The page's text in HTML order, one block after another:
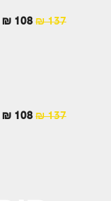
137 ₪
108 ₪
137 ₪
108 ₪